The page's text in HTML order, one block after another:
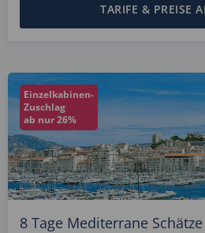
TARIFE & PREISE
Einzelkabinen-
Zuschlag
ab nur 26%
8 Tage Mediterrane